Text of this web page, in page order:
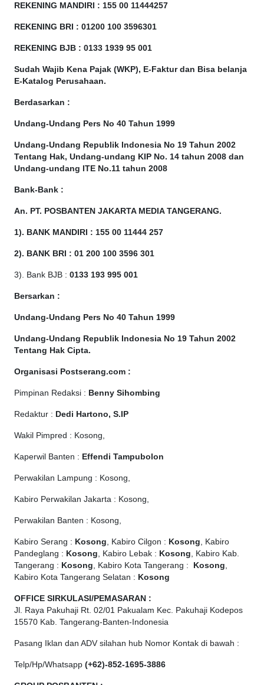
REKENING MANDIRI : 155 00 11444257
REKENING BRI : 01200 100 3596301
REKENING BJB : 0133 1939 95 001
Sudah Wajib Kena Pajak (WKP), E-Faktur dan Bisa belanja
E-Katalog Perusahaan.
Berdasarkan :
Undang-Undang Pers No 40 Tahun 1999
Undang-Undang Republik Indonesia No 19 Tahun 2002
Tentang Hak, Undang-undang KIP No. 14 tahun 2008 dan
Undang-undang ITE No.11 tahun 2008
Bank-Bank :
An. PT. POSBANTEN JAKARTA MEDIA TANGERANG.
1). BANK MANDIRI : 155 00 11444 257
2). BANK BRI : 01 200 100 3596 301
3). Bank BJB : 0133 193 995 001
Bersarkan :
Undang-Undang Pers No 40 Tahun 1999
Undang-Undang Republik Indonesia No 19 Tahun 2002
Tentang Hak Cipta.
Organisasi Postserang.com :
Pimpinan Redaksi : Benny Sihombing
Redaktur : Dedi Hartono, S.IP
Wakil Pimpred : Kosong,
Kaperwil Banten : Effendi Tampubolon
Perwakilan Lampung : Kosong,
Kabiro Perwakilan Jakarta : Kosong,
Perwakilan Banten : Kosong,
Kabiro Serang : Kosong, Kabiro Cilgon : Kosong, Kabiro
Pandeglang : Kosong, Kabiro Lebak : Kosong, Kabiro Kab.
Tangerang : Kosong, Kabiro Kota Tangerang : Kosong,
Kabiro Kota Tangerang Selatan : Kosong
OFFICE SIRKULASI/PEMASARAN :
Jl. Raya Pakuhaji Rt. 02/01 Pakualam Kec. Pakuhaji Kodepos
15570 Kab. Tangerang-Banten-Indonesia
Pasang Iklan dan ADV silahan hub Nomor Kontak di bawah :
Telp/Hp/Whatsapp (+62)-852-1695-3886